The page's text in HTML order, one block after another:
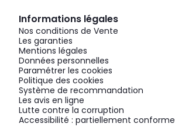
Informations légales
Nos conditions de Vente
Les garanties
Mentions légales
Données personnelles
Paramétrer les cookies
Politique des cookies
Système de recommandation
Les avis en ligne
Lutte contre la corruption
Accessibilité : partiellement conforme